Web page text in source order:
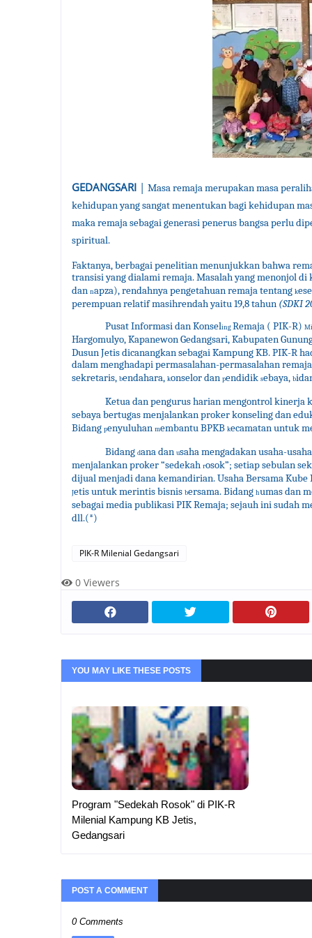
GEDANGSARI | Masa remaja merupakan masa
kehidupan yang sangat menentukan bagi kehidupan
maka remaja sebagai generasi penerus bangsa perlu
spiritual.
Faktanya, berbagai penelitian menunjukkan bahwa
transisi yang dialami remaja. Masalah yang menonjol
dan napza), rendahnya pengetahuan remaja tentang k
perempuan relatif masihrendah yaitu 19,8 tahun (SDKI
Pusat InformasidanKonselingRemaja ( PIK-R)
Hargomulyo, Kapanewon Gedangsari, Kabupaten
Dusun Jetis dicanangkan sebagai Kampung KB. PIK-R
dalam menghadapi permasalahan-permasalahan
sekretaris, bendahara, konselor dan pendidik sebaya, b
Ketua dan pengurus harian mengontrol kinerja k
sebaya bertugas menjalankan proker konseling dan
Bidang penyuluhan membantu BPKB kecamatan untuk
Bidang dana dan usaha mengadakan usaha-
menjalankan proker “sedekah rosok”; setiap sebulan
dijual menjadi dana kemandirian. Usaha Bersama Kube
Jetis untuk merintis bisnis bersama. Bidang humas dan
sebagaimedia publikasi PIK Remaja; sejauh ini sudah
dll.(*)
PIK-R Milenial Gedangsari
0 Viewers
YOU MAY LIKE THESE POSTS
Program "Sedekah Rosok" di PIK-R
Milenial Kampung KB Jetis,
Gedangsari
POST A COMMENT
0 Comments